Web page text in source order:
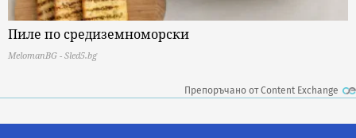
Пиле по средиземноморски
MelomanBG - Sled5.bg
Препоръчано от Content Exchange